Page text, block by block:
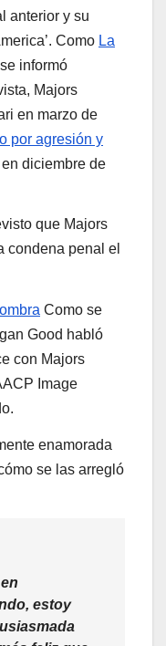
anterior y su
Como La
informó
Majors
en marzo de
por agresión y
diciembre de
que Majors
condena penal el
Como se
Good habló
con Majors
Image
enamorada
se las arregló
estoy